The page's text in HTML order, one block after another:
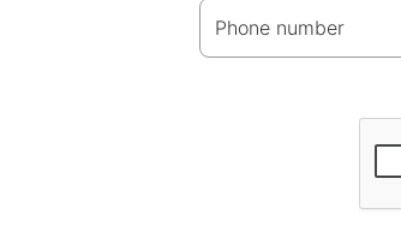
Phone number